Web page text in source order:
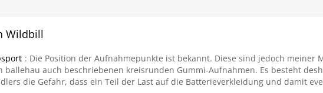
Wildbill
: Die Position der Aufnahmepunkte ist bekannt. Diese sind jedoch meiner
ballehau auch beschriebenen kreisrunden Gummi-Aufnahmen. Es besteht
die Gefahr, dass ein Teil der Last auf die Batterieverkleidung und damit